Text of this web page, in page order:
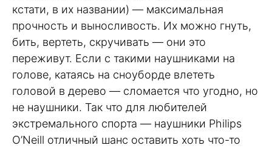
кстати, в их названии) — максимальная
прочность и выносливость. Их можно гнуть,
бить, вертеть, скручивать — они это
переживут. Если с такими наушниками на
голове, катаясь на сноуборде влететь
головой в дерево — сломается что угодно, но
не наушники. Так что для любителей
экстремального спорта — наушники Philips
O’Neill отличный шанс оставить хоть что-то